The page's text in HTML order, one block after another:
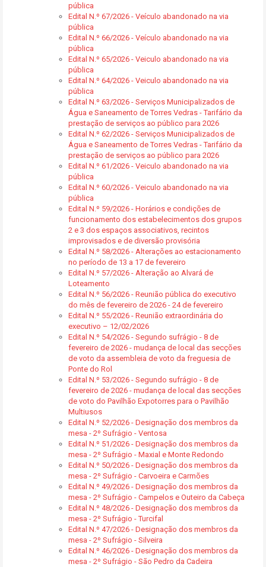
pública
Edital N.º 67/2026 - Veículo abandonado na via
pública
Edital N.º 66/2026 - Veículo abandonado na via
pública
Edital N.º 65/2026 - Veiculo abandonado na via
pública
Edital N.º 64/2026 - Veiculo abandonado na via
pública
Edital N.º 63/2026 - Serviços Municipalizados de
Água e Saneamento de Torres Vedras - Tarifário da
prestação de serviços ao público para 2026
Edital N.º 62/2026 - Serviços Municipalizados de
Água e Saneamento de Torres Vedras - Tarifário da
prestação de serviços ao público para 2026
Edital N.º 61/2026 - Veiculo abandonado na via
pública
Edital N.º 60/2026 - Veiculo abandonado na via
pública
Edital N.º 59/2026 - Horários e condições de
funcionamento dos estabelecimentos dos grupos
2 e 3 dos espaços associativos, recintos
improvisados e de diversão provisória
Edital N.º 58/2026 - Alterações ao estacionamento
no período de 13 a 17 de fevereiro
Edital N.º 57/2026 - Alteração ao Alvará de
Loteamento
Edital N.º 56/2026 - Reunião pública do executivo
do mês de fevereiro de 2026 - 24 de fevereiro
Edital N.º 55/2026 - Reunião extraordinária do
executivo – 12/02/2026
Edital N.º 54/2026 - Segundo sufrágio - 8 de
fevereiro de 2026 - mudança de local das secções
de voto da assembleia de voto da freguesia de
Ponte do Rol
Edital N.º 53/2026 - Segundo sufrágio - 8 de
fevereiro de 2026 - mudança de local das secções
de voto do Pavilhão Expotorres para o Pavilhão
Multiusos
Edital N.º 52/2026 - Designação dos membros da
mesa - 2º Sufrágio - Ventosa
Edital N.º 51/2026 - Designação dos membros da
mesa - 2º Sufrágio - Maxial e Monte Redondo
Edital N.º 50/2026 - Designação dos membros da
mesa - 2º Sufrágio - Carvoeira e Carmões
Edital N.º 49/2026 - Designação dos membros da
mesa - 2º Sufrágio - Campelos e Outeiro da Cabeça
Edital N.º 48/2026 - Designação dos membros da
mesa - 2º Sufrágio - Turcifal
Edital N.º 47/2026 - Designação dos membros da
mesa - 2º Sufrágio - Silveira
Edital N.º 46/2026 - Designação dos membros da
mesa - 2º Sufrágio - São Pedro da Cadeira